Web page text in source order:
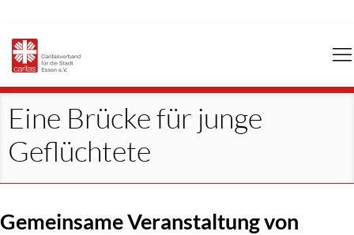
Eine Brücke für junge
Geflüchtete
Gemeinsame Veranstaltung von